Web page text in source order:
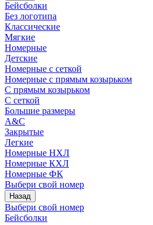
Бейсболки
Без логотипа
Классические
Мягкие
Номерные
Детские
Номерные с сеткой
Номерные с прямым козырьком
С прямым козырьком
С сеткой
Большие размеры
A&C
Закрытые
Легкие
Номерные НХЛ
Номерные КХЛ
Номерные ФК
Выбери свой номер
Назад
Выбери свой номер
Бейсболки